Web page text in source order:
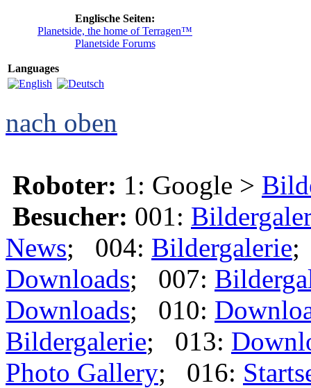
Englische Seiten:
Planetside, the home of Terragen™
Planetside Forums
Languages
nach oben
Roboter: 1: Google >
Besucher: 001:
News; 004: Bildergalerie;
Downloads; 007:
Downloads; 010:
Bildergalerie; 013:
Photo Gallery; 016: